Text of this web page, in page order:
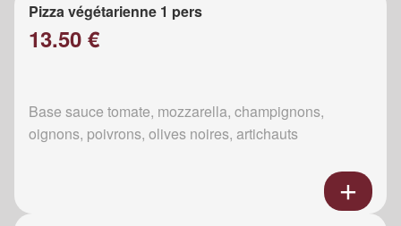
Pizza végétarienne 1 pers
13.50 €
Base sauce tomate, mozzarella, champignons,
oignons, poivrons, olives noires, artichauts